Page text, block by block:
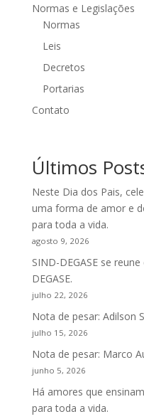
Normas e Legislações
Normas
Leis
Decretos
Portarias
Contato
Últimos
Neste Dia dos Pais,
uma forma de amor e
para toda a vida.
agosto 9, 2026
SIND-DEGASE se
DEGASE.
julho 22, 2026
Nota de pesar: Adilson
julho 15, 2026
Nota de pesar: Marco
junho 5, 2026
Há amores que
para toda a vida.